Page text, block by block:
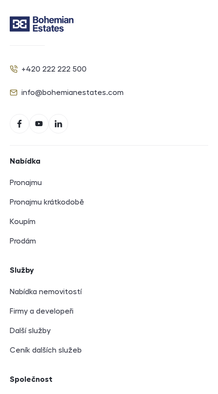
Telefon
+420 222 222 500
E-mail
info@bohemianestates.com
FacebookYouTubeLinkedIn
Nabídka
Pronajmu
Pronajmu krátkodobě
Koupím
Prodám
Služby
Nabídka nemovitostí
Firmy a developeři
Další služby
Ceník dalších služeb
Společnost